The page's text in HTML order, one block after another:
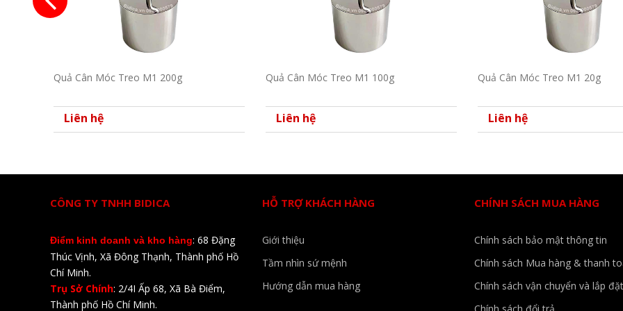
Quả Cân Móc Treo M1 200g
Liên hệ
Quả Cân Móc Treo M1 100g
Liên hệ
Quả Cân Móc Treo M1 20g
Liên hệ
CÔNG TY TNHH BIDICA
Điểm kinh doanh và kho hàng: 68 Đặng
Thúc Vịnh, Xã Đông Thạnh, Thành phố Hồ
Chí Minh.
Trụ Sở Chính: 2/4I Ấp 68, Xã Bà Điểm,
Thành phố Hồ Chí Minh.
HỖ TRỢ KHÁCH HÀNG
Giới thiệu
Tầm nhìn sứ mệnh
Hướng dẫn mua hàng
CHÍNH SÁCH MUA HÀNG
Chính sách bảo mật thông tin
Chính sách Mua hàng & thanh
Chính sách vận chuyển và lắp đặt